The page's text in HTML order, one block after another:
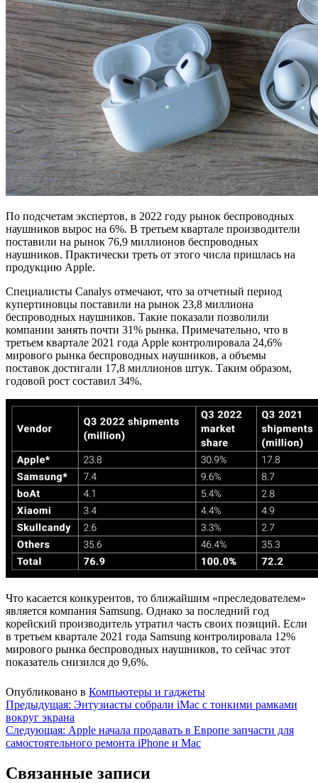
По подсчетам экспертов, в 2022 году рынок беспроводных
наушников вырос на 6%. В третьем квартале производители
поставили на рынок 76,9 миллионов беспроводных
наушников. Практически треть от этого числа пришлась на
продукцию Apple.
Специалисты Canalys отмечают, что за отчетный период
купертиновцы поставили на рынок 23,8 миллиона
беспроводных наушников. Такие показали позволили
компании занять почти 31% рынка. Примечательно, что в
третьем квартале 2021 года Apple контролировала 24,6%
мирового рынка беспроводных наушников, а объемы
поставок достигали 17,8 миллионов штук. Таким образом,
годовой рост составил 34%.
Что касается конкурентов, то ближайшим «преследователем»
является компания Samsung. Однако за последний год
корейский производитель утратил часть своих позиций. Если
в третьем квартале 2021 года Samsung контролировала 12%
мирового рынка беспроводных наушников, то сейчас этот
показатель снизился до 9,6%.
Опубликовано в Компьютеры и гаджеты
Навигация
по
записям
Предыдущая: Энтузиасты собрали iMac с тонкими рамками
вокруг экрана
Следующая: Apple начала продавать в Европе запчасти для
самостоятельного ремонта iPhone и Mac
Связанные записи